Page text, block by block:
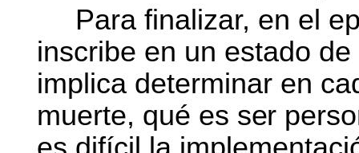
Para finalizar, en el
inscribe en un estado
implica determinar en
muerte, qué es ser